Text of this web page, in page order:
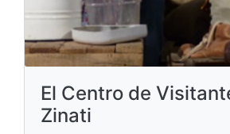
El Centro de
Zinati